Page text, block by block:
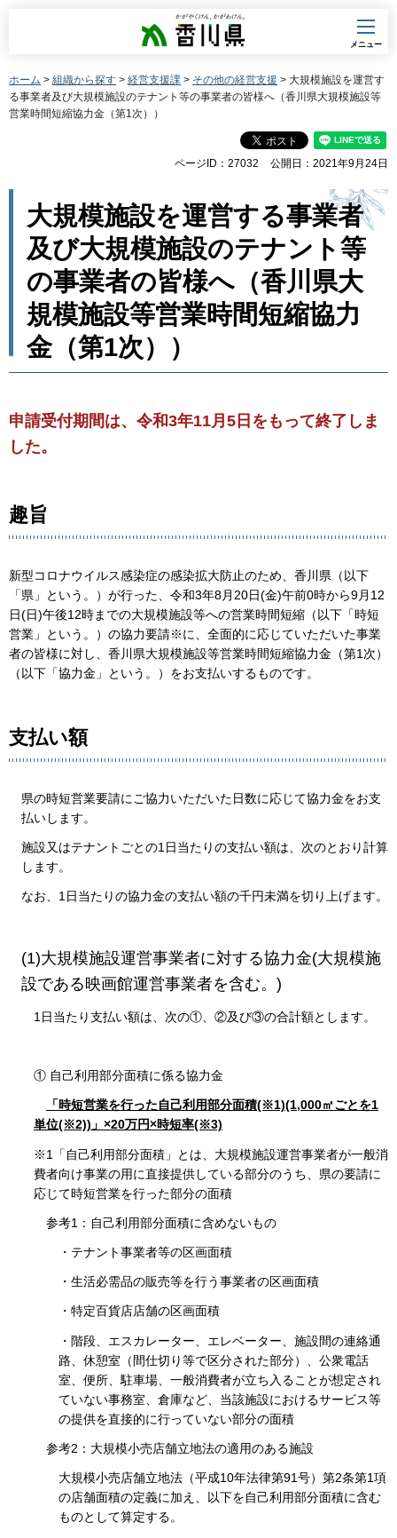
香川県
メニュー
ホーム > 組織から探す > 経営支援課 > その他の経営支援 > 大規模施設を運営す
る事業者及び大規模施設のテナント等の事業者の皆様へ（香川県大規模施設等
営業時間短縮協力金（第1次））
ページID：27032 公開日：2021年9月24日
大規模施設を運営する事業者
及び大規模施設のテナント等
の事業者の皆様へ（香川県大
規模施設等営業時間短縮協力
金（第1次））
申請受付期間は、令和3年11月5日をもって終了しま
した。
趣旨
新型コロナウイルス感染症の感染拡大防止のため、香川県（以下
「県」という。）が行った、令和3年8月20日(金)午前0時から9月12
日(日)午後12時までの大規模施設等への営業時間短縮（以下「時短
営業」という。）の協力要請※に、全面的に応じていただいた事業
者の皆様に対し、香川県大規模施設等営業時間短縮協力金（第1次）
（以下「協力金」という。）をお支払いするものです。
支払い額
県の時短営業要請にご協力いただいた日数に応じて協力金をお支
払いします。
施設又はテナントごとの1日当たりの支払い額は、次のとおり計算
します。
なお、1日当たりの協力金の支払い額の千円未満を切り上げます。
(1)大規模施設運営事業者に対する協力金(大規模施
設である映画館運営事業者を含む。)
1日当たり支払い額は、次の①、②及び③の合計額とします。
① 自己利用部分面積に係る協力金
「時短営業を行った自己利用部分面積(※1)(1,000㎡ごとを1
単位(※2))」×20万円×時短率(※3)
※1「自己利用部分面積」とは、大規模施設運営事業者が一般消
費者向け事業の用に直接提供している部分のうち、県の要請に
応じて時短営業を行った部分の面積
参考1：自己利用部分面積に含めないもの
・テナント事業者等の区画面積
・生活必需品の販売等を行う事業者の区画面積
・特定百貨店店舗の区画面積
・階段、エスカレーター、エレベーター、施設間の連絡通
路、休憩室（間仕切り等で区分された部分）、公衆電話
室、便所、駐車場、一般消費者が立ち入ることが想定され
ていない事務室、倉庫など、当該施設におけるサービス等
の提供を直接的に行っていない部分の面積
参考2：大規模小売店舗立地法の適用のある施設
大規模小売店舗立地法（平成10年法律第91号）第2条第1項
の店舗面積の定義に加え、以下を自己利用部分面積に含む
ものとして算定する。